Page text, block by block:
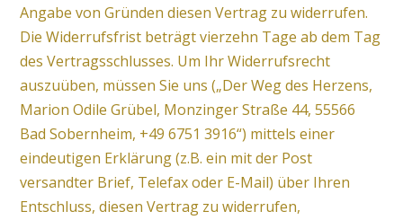
Angabe von Gründen diesen Vertrag zu widerrufen.
Die Widerrufsfrist beträgt vierzehn Tage ab dem Tag
des Vertragsschlusses. Um Ihr Widerrufsrecht
auszuüben, müssen Sie uns („Der Weg des Herzens,
Marion Odile Grübel, Monzinger Straße 44, 55566
Bad Sobernheim, +49 6751 3916“) mittels einer
eindeutigen Erklärung (z.B. ein mit der Post
versandter Brief, Telefax oder E-Mail) über Ihren
Entschluss, diesen Vertrag zu widerrufen,